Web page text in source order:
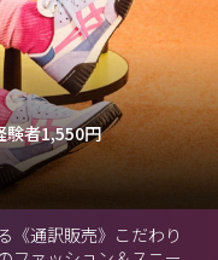
験者1,550円
《通訳販売》こだわり